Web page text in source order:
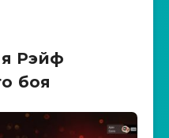
Рэйф
боя